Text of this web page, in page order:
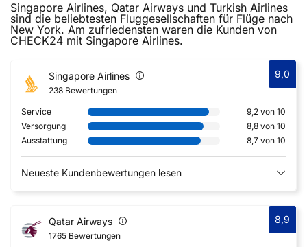
Singapore Airlines, Qatar Airways und Turkish Airlines
sind die beliebtesten Fluggesellschaften für Flüge nach
New York. Am zufriedensten waren die Kunden von
CHECK24 mit Singapore Airlines.
Singapore Airlines
238 Bewertungen
9,0
Service
9,2 von 10
Versorgung
8,8 von 10
Ausstattung
8,7 von 10
Neueste Kundenbewertungen lesen
Qatar Airways
1765 Bewertungen
8,9